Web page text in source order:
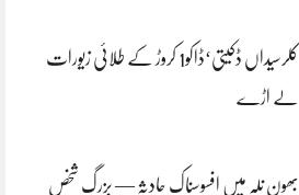
کلرسیداں ڈکیتی‘ڈاکو1 کروڑ کے طلائی زیورات
لے اڑے
بھون نلہ میں افسوسناک حادثہ — بزرگ شخص